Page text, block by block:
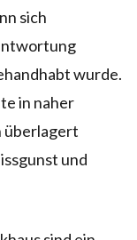
sich
wurde.
in naher
überlagert
und